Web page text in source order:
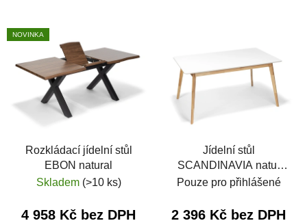
NOVINKA
Rozkládací jídelní stůl
EBON natural
Skladem (>10 ks)
4 958 Kč bez DPH
Jídelní stůl
SCANDINAVIA natur
150
Pouze pro přihlášené
2 396 Kč bez DPH